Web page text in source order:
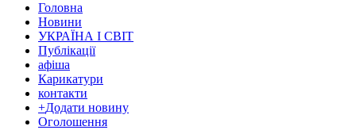
Головна
Новини
УКРАЇНА І СВІТ
Публікації
афіша
Карикатури
контакти
+Додати новину
Оголошення